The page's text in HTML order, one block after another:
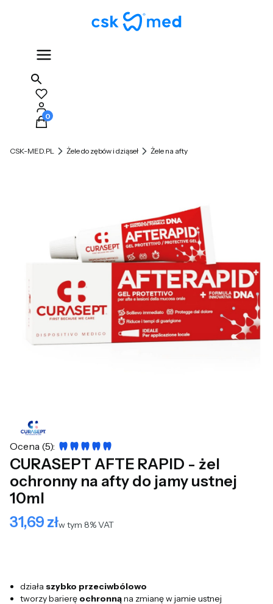
Produkty w koszyku: 0. Zobacz szczegóły
CSK-MED.PL Żele do zębów i dziąseł Żele na afty
Ocena (5):
CURASEPT AFTE RAPID - żel
ochronny na afty do jamy ustnej
10ml
Cena
31,69 złw tym 8% VAT
w tym 8%VAT
działa szybko przeciwbólowo
tworzy barierę ochronnąna zmianę w jamie ustnej